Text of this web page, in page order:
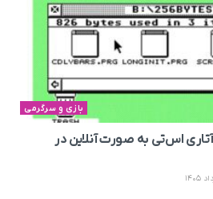
بازی و سرگرمی
اس‌تی به‌ صورت آنلاین در